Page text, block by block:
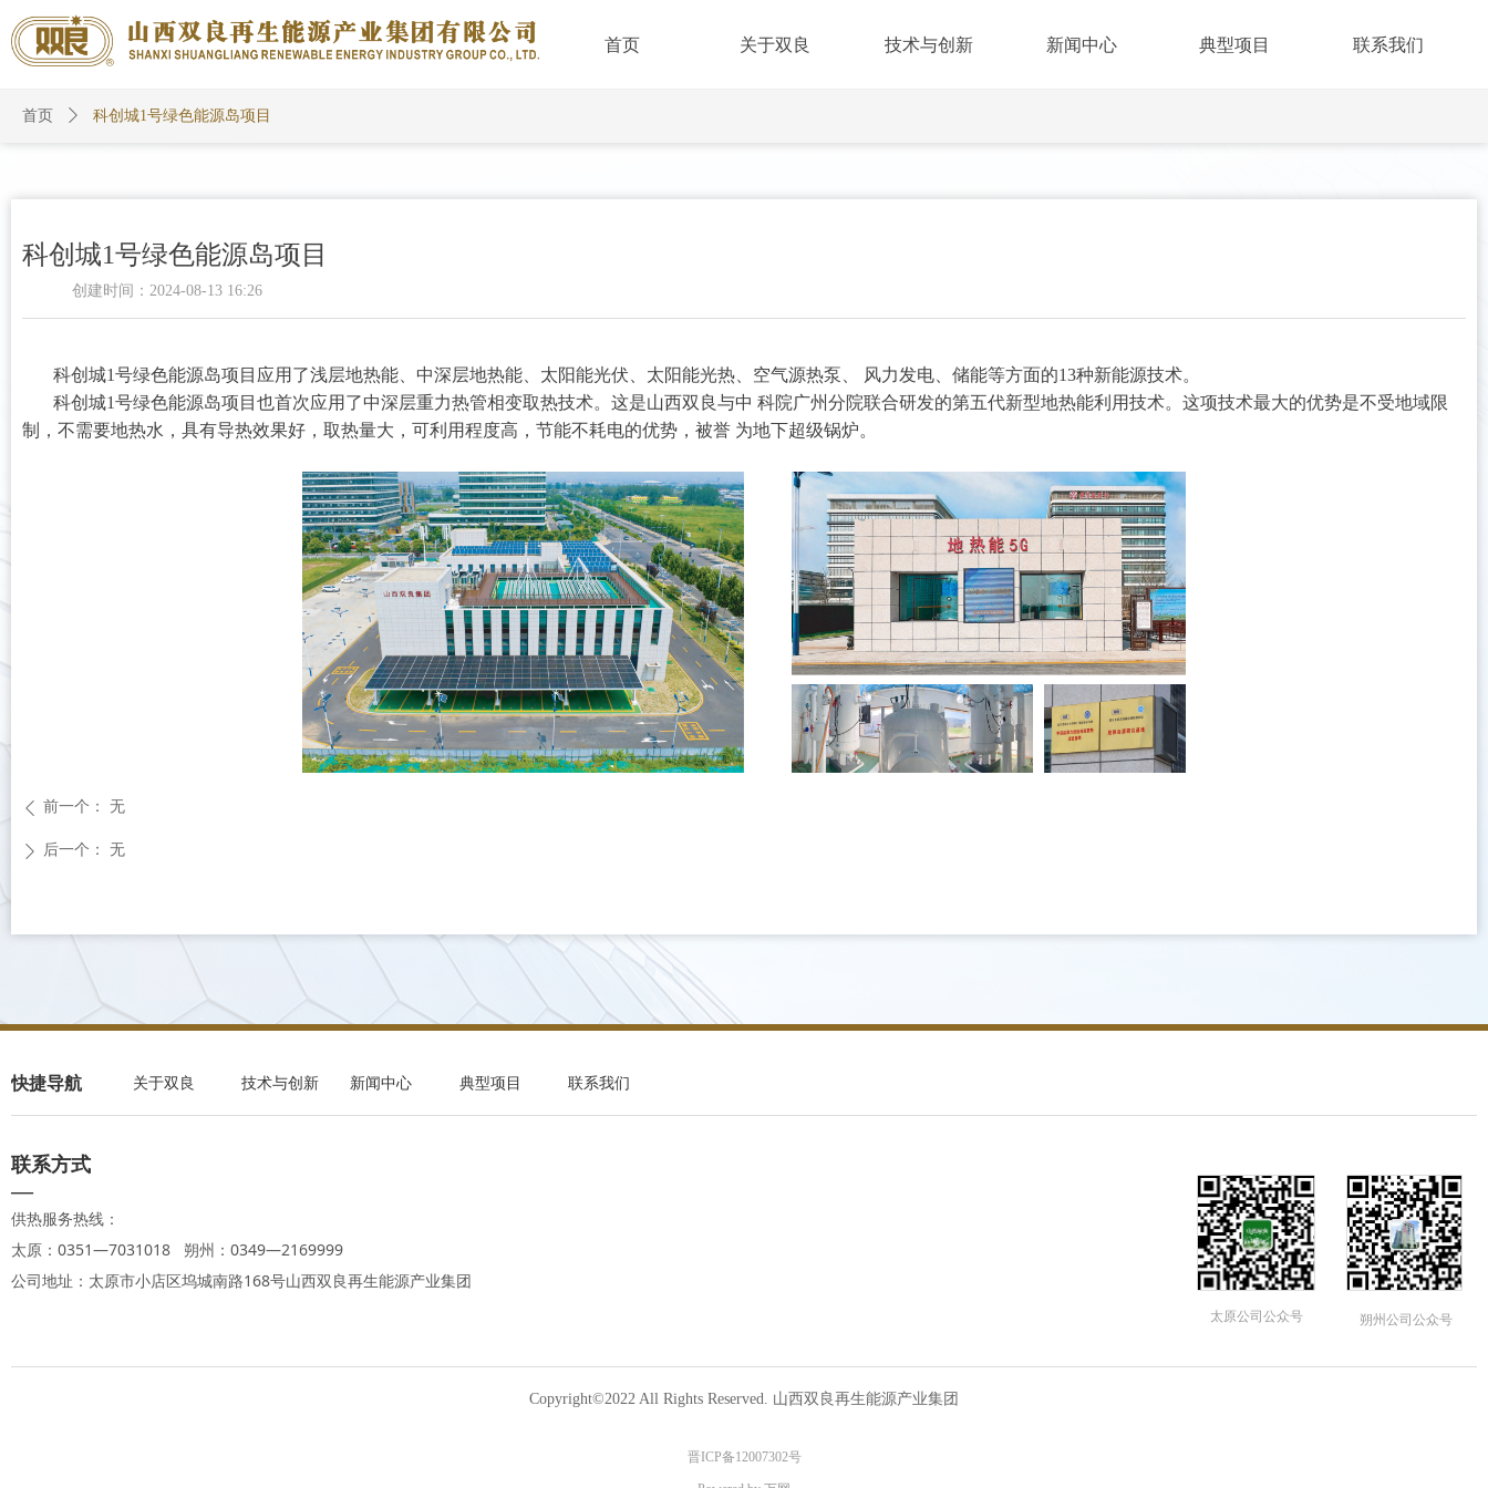
首页 关于双良 技术与创新 新闻中心 典型项目 联系我们
科创城1号绿色能源岛项目
科创城1号绿色能源岛项目应用了浅层地热能、中深层地热能、太阳能光伏、太阳能光热、空气源热泵、 风力发电、储能等方面的13种新能源技术。
科创城1号绿色能源岛项目也首次应用了中深层重力热管相变取热技术。这是山西双良与中 科院广州分院联合研发的第五代新型地热能利用技术。这项技术最大的优势是不受地域限
制，不需要地热水，具有导热效果好，取热量大，可利用程度高，节能不耗电的优势，被誉 为地下超级锅炉。
创建时间： 2024-08-13 16:26
ꄴ 前一个： 无
ꄲ 后一个： 无
首页 ꄲ 科创城1号绿色能源岛项目
快捷导航 关于双良 技术与创新 新闻中心 典型项目 联系我们
Copyright©2022 All Rights Reserved. 山西双良再生能源产业集团
联系方式
—
供热服务热线：
太原：0351—7031018 朔州：0349—2169999
公司地址：太原市小店区坞城南路168号山西双良再生能源产业集团
太原公司公众号 朔州公司公众号
晋ICP备12007302号